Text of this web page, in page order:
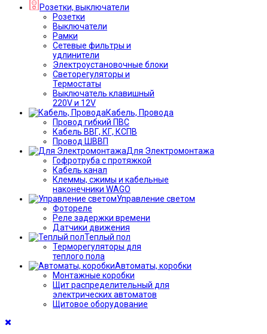
Розетки, выключатели
Розетки
Выключатели
Рамки
Сетевые фильтры и
удлинители
Электроустановочные блоки
Светорегуляторы и
Термостаты
Выключатель клавишный
220V и 12V
Кабель, Провода
Провод гибкий ПВС
Кабель ВВГ, КГ, КСПВ
Провод ШВВП
Для Электромонтажа
Гофротруба с протяжкой
Кабель канал
Клеммы, сжимы и кабельные
наконечники WAGO
Управление светом
Фотореле
Реле задержки времени
Датчики движения
Теплый пол
Терморегуляторы для
теплого пола
Автоматы, коробки
Монтажные коробки
Щит распределительный для
электрических автоматов
Щитовое оборудование